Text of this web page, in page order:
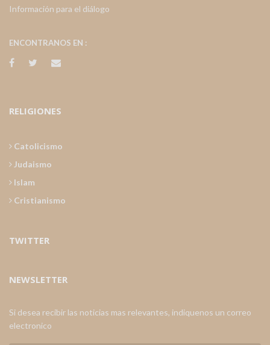
Información para el diálogo
ENCONTRANOS EN :
RELIGIONES
Catolicismo
Judaismo
Islam
Cristianismo
TWITTER
NEWSLETTER
Si desea recibir las noticias mas relevantes, indiquenos un correo
electronico